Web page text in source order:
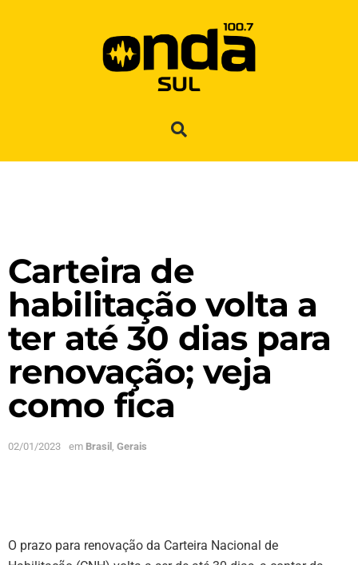
Carteira de
habilitação volta a
ter até 30 dias para
renovação; veja
como fica
02/01/2023 em Brasil , Gerais
O prazo para renovação da Carteira Nacional de